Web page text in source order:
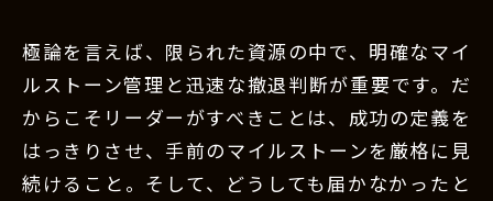
極論を言えば、限られた資源の中で、明確なマイ
ルストーン管理と迅速な撤退判断が重要です。だ
からこそリーダーがすべきことは、成功の定義を
はっきりさせ、手前のマイルストーンを厳格に見
続けること。そして、どうしても届かなかったと